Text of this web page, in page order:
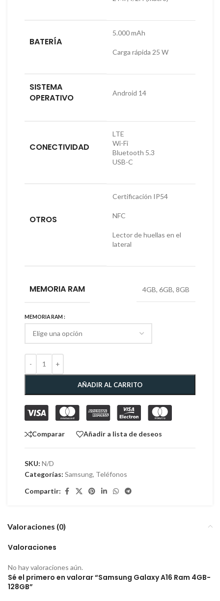
BATERÍA
5.000 mAh
Carga rápida 25 W
SISTEMA
OPERATIVO
Android 14
CONECTIVIDAD
LTE
Wi-Fi
Bluetooth 5.3
USB-C
OTROS
Certificación IP54
NFC
Lector de huellas en el
lateral
MEMORIA RAM 4GB, 6GB, 8GB
MEMORIA RAM
AÑADIR AL CARRITO
Comparar Añadir a lista de deseos
SKU: N/D
Categorías: Samsung, Teléfonos
Compartir:
Valoraciones (0)
Valoraciones
No hay valoraciones aún.
Sé el primero en valorar “Samsung Galaxy A16 Ram 4GB-
128GB”